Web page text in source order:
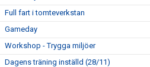
Full fart i tomteverkstan
Gameday
Workshop - Trygga miljöer
Dagens träning inställd (28/11)